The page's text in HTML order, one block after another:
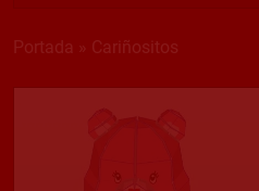
Portada Cariñositos